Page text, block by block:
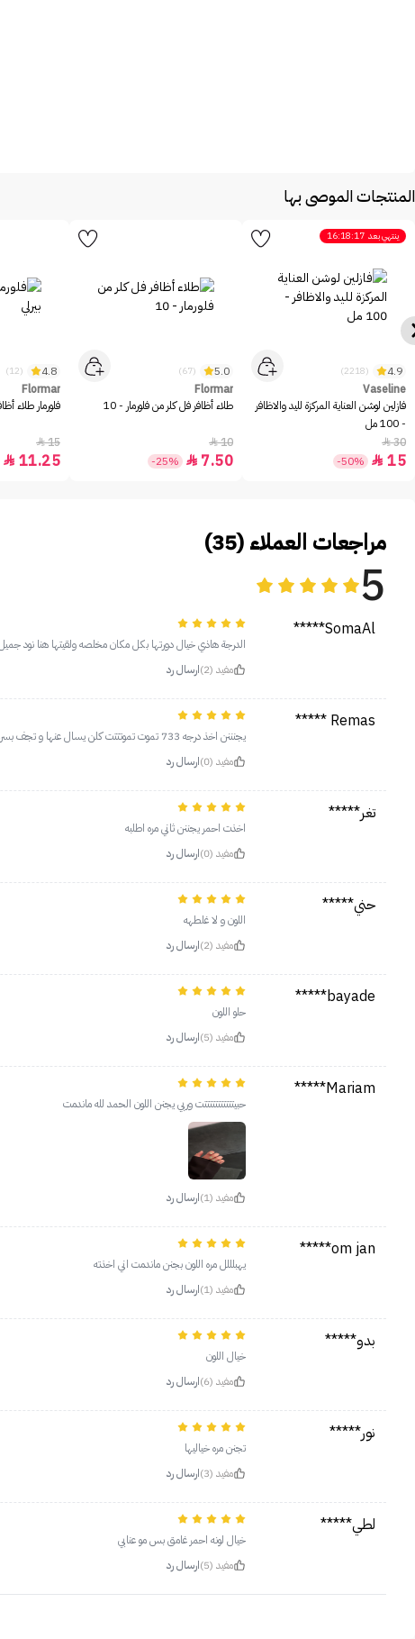
المنتجات الموصى بها
ينتهي بعد 16:18:17
4.9
(2218)
Vaseline
فازلين لوشن العناية المركزة لليد والاظافر
- 100 مل
30

15

-50%
5.0
(67)
Flormar
طلاء أظافر فل كلر من فلورمار - 10
10

7.50

-25%
4.8
(12)
Flormar
فلورمار طلاء
15

11.25

مراجعات العملاء (35)
5
SomaAl*****
الدرجة هاذي خيال دورتها بكل مكان مخلصه ولقيتها هنا نود
مفيد (2)
ارسال رد
Remas *****
يجنننن اخذ درجه 733 تموت تموتتتت كلن يسال عنها و تجف بسرعهههه بسرعهه اتوقع عشان القليتر
مفيد (0)
ارسال رد
تغر*****
اخذت احمر يجننن ثاني مره اطلبه
مفيد (0)
ارسال رد
حني*****
اللون و لا غلطهه
مفيد (2)
ارسال رد
bayade*****
حلو اللون
مفيد (5)
ارسال رد
Mariam*****
حبيتتتتتتتتتتتت وربي يجنن اللون الحمد لله ماندمت
مفيد (1) ارسال رد
om jan*****
يهبلللل مره اللون بجنن ماندمت اني اخذته
مفيد (1)
ارسال رد
بدو*****
خيال اللون
مفيد (6)
ارسال رد
نور*****
تجنن مره خياليها
مفيد (3)
ارسال رد
لطي*****
خيال لونه احمر غامق بس مو عنابي
مفيد (5)
ارسال رد